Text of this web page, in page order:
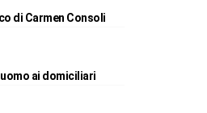
di Carmen Consoli
ai domiciliari